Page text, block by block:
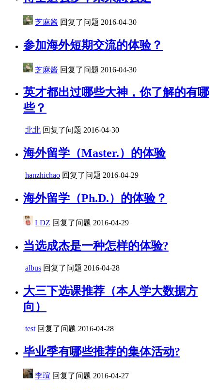
芝麻酱 回复了问题 2016-04-30
参加海外短期交流的体验？
芝麻酱 回复了问题 2016-04-30
英才都出过哪些大神，你了解的有哪
些？
北北 回复了问题 2016-04-30
海外留学（Master.）的体验
hanzhichao 回复了问题 2016-04-29
海外留学（Ph.D.）的体验？
LDZ 回复了问题 2016-04-29
当选成杰是一种怎样的体验?
albus 回复了问题 2016-04-28
大三下选课推荐（本人学大数据方
向）
test 回复了问题 2016-04-28
毕业季有哪些推荐的集体活动?
李瑄 回复了问题 2016-04-27